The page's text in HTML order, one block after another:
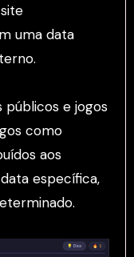
uma data
públicos e jogos
como
aos
específica,